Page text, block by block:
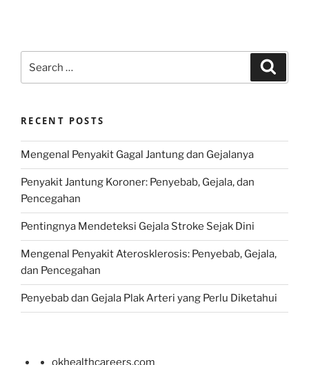
for:
RECENT POSTS
Mengenal Penyakit Gagal Jantung dan Gejalanya
Penyakit Jantung Koroner: Penyebab, Gejala, dan
Pencegahan
Pentingnya Mendeteksi Gejala Stroke Sejak Dini
Mengenal Penyakit Aterosklerosis: Penyebab, Gejala,
dan Pencegahan
Penyebab dan Gejala Plak Arteri yang Perlu Diketahui
okhealthcareers.com